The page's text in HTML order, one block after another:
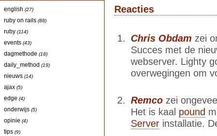
english (27)
ruby on rails (88)
ruby (114)
events (43)
dagmethode (18)
daily_method (19)
nieuws (14)
ajax (5)
edge (4)
onderwijs (5)
opinie (4)
tips (9)
Reacties
Chris Obdam zei
Succes met de
webserver. Lighty
overwegingen om
Remco zei
Het is kaal pound
Server installatie.